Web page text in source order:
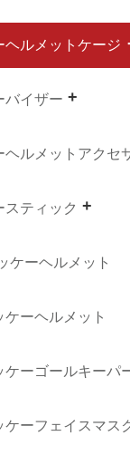
ヘルメットケージ
バイザー
ヘルメットアクセ
スティック
ケーヘルメット
ケーヘルメット
ケーゴールキーパ
ケーフェイスマス